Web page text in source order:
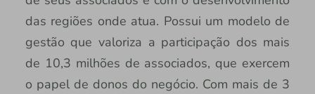
das regiões onde atua. Possui um modelo de
gestão que valoriza a participação dos mais
de 10,3 milhões de associados, que exercem
o papel de donos do negócio. Com mais de 3